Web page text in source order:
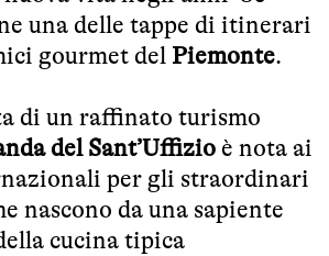
una delle tappe di itinerari
gourmet del Piemonte.
di un raffinato turismo
del Sant’Uffizio è nota ai
per gli straordinari
nascono da una sapiente
cucina tipica